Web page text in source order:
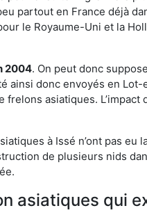
partout en France déjà
le Royaume-Uni et la
2004. On peut donc
donc envoyés en
asiatiques.
à Issé n’ont pas eu
de plusieurs nids
asiatiques qui